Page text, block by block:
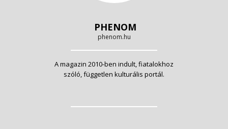
PHENOM
phenom.hu
A magazin 2010-ben indult, fiatalokhoz
szóló, független kulturális portál.